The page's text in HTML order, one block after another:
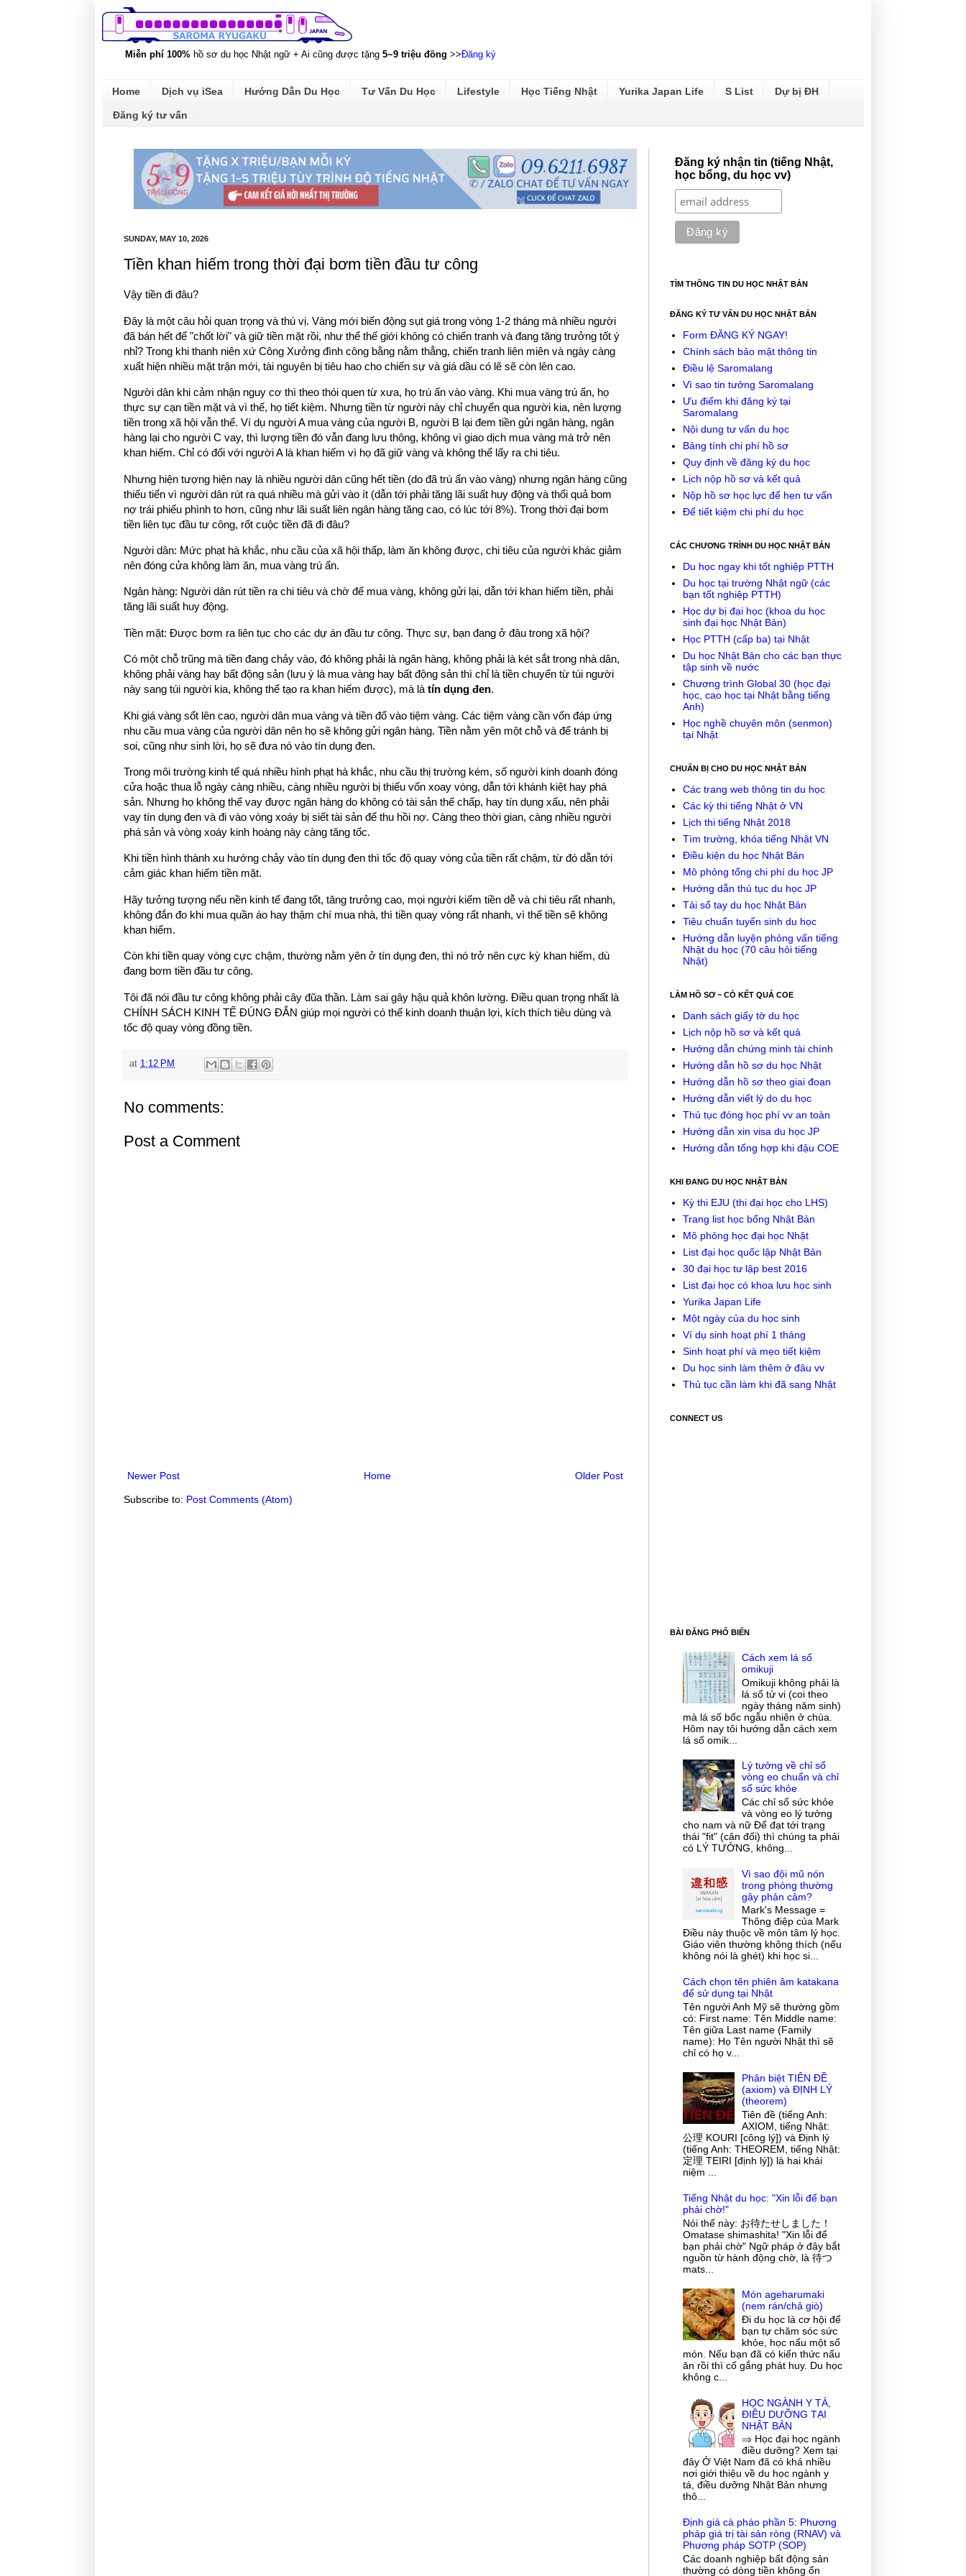
Miễn phí 100% hồ sơ du học Nhật ngữ + Ai cũng được tặng 5~9 triệu đồng >>Đăng ký
Home Dịch vụ iSea Hướng Dẫn Du Học Tư Vấn Du Học Lifestyle Học Tiếng Nhật Yurika Japan Life S List Dự bị ĐH
Đăng ký tư vấn
SUNDAY, MAY 10, 2026
Tiền khan hiếm trong thời đại bơm tiền đầu tư công
Vậy tiền đi đâu?
Đây là một câu hỏi quan trọng và thú vị. Vàng mới biến động sụt giá trong vòng 1-2 tháng mà nhiều người
đã bán hết để "chốt lời" và giữ tiền mặt rồi, như thế thế giới không có chiến tranh và đang tăng trưởng tốt ý
nhỉ? Trong khi thanh niên xứ Công Xưởng đình công bằng nằm thẳng, chiến tranh liên miên và ngày càng
xuất hiện nhiều mặt trận mới, tài nguyên bị tiêu hao cho chiến sự và giá dầu có lẽ sẽ còn lên cao.
Người dân khi cảm nhận nguy cơ thì theo thói quen từ xưa, họ trú ẩn vào vàng. Khi mua vàng trú ẩn, họ
thực sự cạn tiền mặt và vì thế, họ tiết kiệm. Nhưng tiền từ người này chỉ chuyển qua người kia, nên lượng
tiền trong xã hội vẫn thế. Ví dụ người A mua vàng của người B, người B lại đem tiền gửi ngân hàng, ngân
hàng lại cho người C vay, thì lượng tiền đó vẫn đang lưu thông, không vì giao dịch mua vàng mà trở nên
khan hiếm. Chỉ có đối với người A là khan hiếm vì họ đã giữ vàng và không thể lấy ra chi tiêu.
Nhưng hiện tượng hiện nay là nhiều người dân cũng hết tiền (do đã trú ẩn vào vàng) nhưng ngân hàng cũng
thiếu tiến vì người dân rút ra quá nhiều mà gửi vào ít (dẫn tới phải tăng lãi suất huy động và thổi quả bom
nợ trái phiếu phình to hơn, cũng như lãi suất liên ngân hàng tăng cao, có lúc tới 8%). Trong thời đại bơm
tiền liên tục đầu tư công, rốt cuộc tiền đã đi đâu?
Người dân: Mức phạt hà khắc, nhu cầu của xã hội thấp, làm ăn không được, chi tiêu của người khác giảm
nên đóng cửa không làm ăn, mua vàng trú ẩn.
Ngân hàng: Người dân rút tiền ra chi tiêu và chờ để mua vàng, không gửi lại, dẫn tới khan hiếm tiền, phải
tăng lãi suất huy động.
Tiền mặt: Được bơm ra liên tục cho các dự án đầu tư công. Thực sự, bạn đang ở đâu trong xã hội?
Có một chỗ trũng mà tiền đang chảy vào, đó không phải là ngân hàng, không phải là két sắt trong nhà dân,
không phải vàng hay bất động sản (lưu ý là mua vàng hay bất động sản thì chỉ là tiền chuyển từ túi người
này sang túi người kia, không thể tạo ra khan hiếm được), mà là tín dụng đen.
Khi giá vàng sốt lên cao, người dân mua vàng và tiền đổ vào tiệm vàng. Các tiệm vàng cần vốn đáp ứng
nhu cầu mua vàng của người dân nên họ sẽ không gửi ngân hàng. Tiền nằm yên một chỗ và để tránh bị
soi, cũng như sinh lời, họ sẽ đưa nó vào tín dụng đen.
Trong môi trường kinh tế quá nhiều hình phạt hà khắc, nhu cầu thị trường kém, số người kinh doanh đóng
cửa hoặc thua lỗ ngày càng nhiều, càng nhiều người bị thiếu vốn xoay vòng, dẫn tới khánh kiệt hay phá
sản. Nhưng họ không thể vay được ngân hàng do không có tài sản thế chấp, hay tín dụng xấu, nên phải
vay tín dụng đen và đi vào vòng xoáy bị siết tài sản để thu hồi nợ. Càng theo thời gian, càng nhiều người
phá sản và vòng xoáy kinh hoàng này càng tăng tốc.
Khi tiền hình thành xu hướng chảy vào tín dụng đen thì tốc độ quay vòng của tiền rất chậm, từ đó dẫn tới
cảm giác khan hiếm tiền mặt.
Hãy tưởng tượng nếu nền kinh tế đang tốt, tăng trưởng cao, mọi người kiếm tiền dễ và chi tiêu rất nhanh,
không đắn đo khi mua quần áo hay thậm chí mua nhà, thì tiền quay vòng rất nhanh, vì thế tiền sẽ không
khan hiểm.
Còn khi tiền quay vòng cực chậm, thường nằm yên ở tín dụng đen, thì nó trở nên cực kỳ khan hiếm, dù
đang bơm tiền đầu tư công.
Tôi đã nói đầu tư công không phải cây đũa thần. Làm sai gây hậu quả khôn lường. Điều quan trọng nhất là
CHÍNH SÁCH KINH TẾ ĐÚNG ĐẮN giúp mọi người có thể kinh doanh thuận lợi, kích thích tiêu dùng và
tốc độ quay vòng đồng tiền.
at 1:12 PM
No comments:
Post a Comment
Newer Post Older Post
Home
Subscribe to: Post Comments (Atom)
Đăng ký nhận tin (tiếng Nhật,
học bổng, du học vv)
TÌM THÔNG TIN DU HỌC NHẬT BẢN
ĐĂNG KÝ TƯ VẤN DU HỌC NHẬT BẢN
Form ĐĂNG KÝ NGAY!
Chính sách bảo mật thông tin
Điều lệ Saromalang
Vì sao tin tưởng Saromalang
Ưu điểm khi đăng ký tại
Saromalang
Nội dung tư vấn du học
Bảng tính chi phí hồ sơ
Quy định về đăng ký du học
Lịch nộp hồ sơ và kết quả
Nộp hồ sơ học lực để hẹn tư vấn
Để tiết kiệm chi phí du học
CÁC CHƯƠNG TRÌNH DU HỌC NHẬT BẢN
Du học ngay khi tốt nghiệp PTTH
Du học tại trường Nhật ngữ (các
bạn tốt nghiệp PTTH)
Học dự bị đại học (khoa du học
sinh đại học Nhật Bản)
Học PTTH (cấp ba) tại Nhật
Du học Nhật Bản cho các bạn thực
tập sinh về nước
Chương trình Global 30 (học đại
học, cao học tại Nhật bằng tiếng
Anh)
Học nghề chuyên môn (senmon)
tại Nhật
CHUẨN BỊ CHO DU HỌC NHẬT BẢN
Các trang web thông tin du học
Các kỳ thi tiếng Nhật ở VN
Lịch thi tiếng Nhật 2018
Tìm trường, khóa tiếng Nhật VN
Điều kiện du học Nhật Bản
Mô phỏng tổng chi phí du học JP
Hướng dẫn thủ tục du học JP
Tải sổ tay du học Nhật Bản
Tiêu chuẩn tuyển sinh du học
Hướng dẫn luyện phỏng vấn tiếng
Nhật du học (70 câu hỏi tiếng
Nhật)
LÀM HỒ SƠ ~ CÓ KẾT QUẢ COE
Danh sách giấy tờ du học
Lịch nộp hồ sơ và kết quả
Hướng dẫn chứng minh tài chính
Hướng dẫn hồ sơ du học Nhật
Hướng dẫn hồ sơ theo giai đoạn
Hướng dẫn viết lý do du học
Thủ tục đóng học phí vv an toàn
Hướng dẫn xin visa du học JP
Hướng dẫn tổng hợp khi đậu COE
KHI ĐANG DU HỌC NHẬT BẢN
Kỳ thi EJU (thi đại học cho LHS)
Trang list học bổng Nhật Bản
Mô phỏng học đại học Nhật
List đại học quốc lập Nhật Bản
30 đại học tư lập best 2016
List đại học có khoa lưu học sinh
Yurika Japan Life
Một ngày của du học sinh
Ví dụ sinh hoạt phí 1 tháng
Sinh hoạt phí và mẹo tiết kiệm
Du học sinh làm thêm ở đâu vv
Thủ tục cần làm khi đã sang Nhật
CONNECT US
BÀI ĐĂNG PHỔ BIẾN
Cách xem lá số
omikuji
Omikuji không phải là
lá số tử vi (coi theo
ngày tháng năm sinh)
mà lá số bốc ngẫu nhiên ở chùa.
Hôm nay tôi hướng dẫn cách xem
lá số omik...
Lý tưởng về chỉ số
vòng eo chuẩn và chỉ
số sức khỏe
Các chỉ số sức khỏe
và vòng eo lý tưởng
cho nam và nữ Để đạt tới trạng
thái "fit" (cân đối) thì chúng ta phải
có LÝ TƯỞNG, không...
Vì sao đội mũ nón
trong phòng thường
gây phản cảm?
Mark's Message =
Thông điệp của Mark
Điều này thuộc về môn tâm lý học.
Giáo viên thường không thích (nếu
không nói là ghét) khi học si...
Cách chọn tên phiên âm katakana
để sử dụng tại Nhật
Tên người Anh Mỹ sẽ thường gồm
có: First name: Tên Middle name:
Tên giữa Last name (Family
name): Họ Tên người Nhật thì sẽ
chỉ có họ v...
Phân biệt TIÊN ĐỀ
(axiom) và ĐỊNH LÝ
(theorem)
Tiên đề (tiếng Anh:
AXIOM, tiếng Nhật:
公理 KOURI [công lý]) và Định lý
(tiếng Anh: THEOREM, tiếng Nhật:
定理 TEIRI [định lý]) là hai khái
niệm ...
Tiếng Nhật du học: "Xin lỗi để bạn
phải chờ!"
Nói thế này: お待たせしました！
Omatase shimashita! "Xin lỗi để
bạn phải chờ" Ngữ pháp ở đây bắt
nguồn từ hành động chờ, là 待つ
mats...
Món ageharumaki
(nem rán/chả giò)
Đi du học là cơ hội để
bạn tự chăm sóc sức
khỏe, học nấu một số
món. Nếu bạn đã có kiến thức nấu
ăn rồi thì cố gắng phát huy. Du học
không c...
HỌC NGÀNH Y TÁ,
ĐIỀU DƯỠNG TẠI
NHẬT BẢN
⇒ Học đại học ngành
điều dưỡng? Xem tại
đây Ở Việt Nam đã có khá nhiều
nơi giới thiệu về du học ngành y
tá, điều dưỡng Nhật Bản nhưng
thô...
Định giá cà pháo phần 5: Phương
pháp giá trị tài sản ròng (RNAV) và
Phương pháp SOTP (SOP)
Các doanh nghiệp bất động sản
thường có dòng tiền không ổn